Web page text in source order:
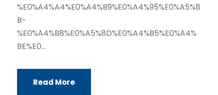
%E0%A4%A4%E0%A4%B9%E0%A4%95%E0%A5%8
B-
%E0%A4%B8%E0%A5%8D%E0%A4%B5%E0%A4%
BE%E0...
Read More